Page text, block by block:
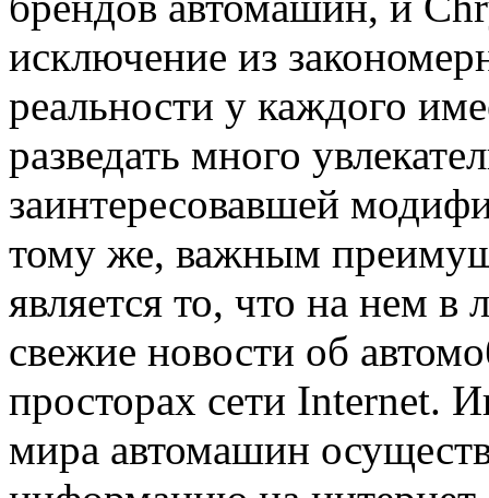
исключение из
реальности у каждого
разведать много
заинтересовавшей
тому же, важным
является то, что на нем
свежие новости об
просторах сети Internet.
мира автомашин